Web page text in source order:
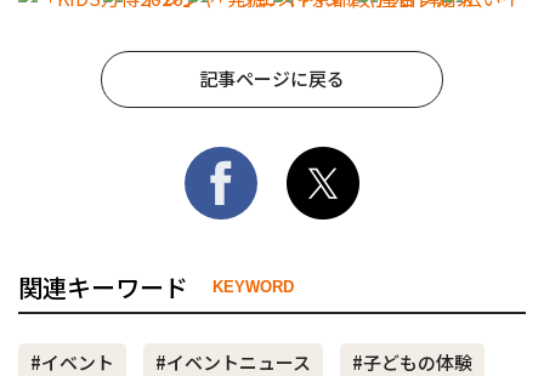
記事ページに戻る
関連キーワード KEYWORD
#イベント #イベントニュース
#子どもの体験